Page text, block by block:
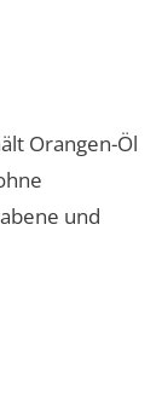
Orangen-Öl
und